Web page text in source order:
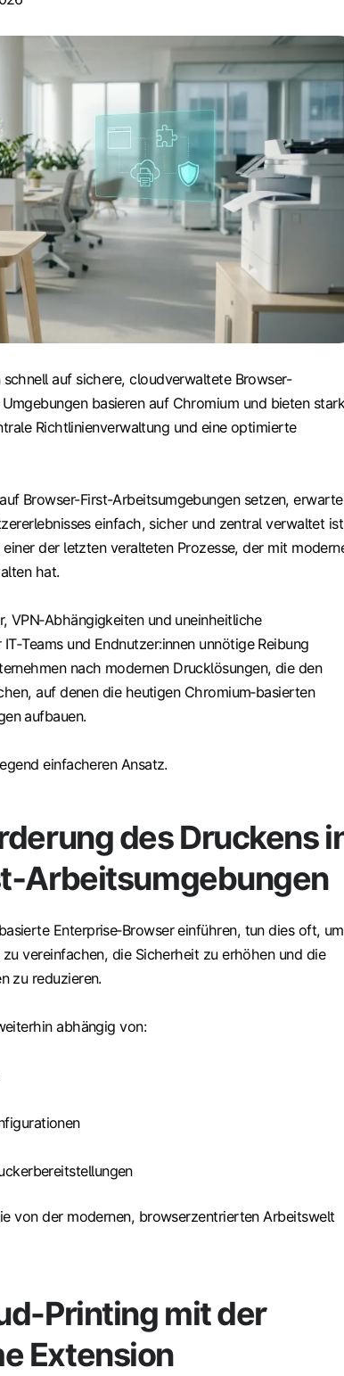
auf sichere, cloudverwaltete Browser-
basieren auf Chromium und bieten
Richtlinienverwaltung und eine optimierte
Browser-First-Arbeitsumgebungen setzen,
einfach, sicher und zentral verwaltet
der letzten veralteten Prozesse, der mit
hat.
VPN‑Abhängigkeiten und uneinheitliche
und Endnutzer:innen unnötige Reibung
nach modernen Drucklösungen, die den
auf denen die heutigen Chromium‑basierten
aufbauen.
einfacheren Ansatz.
des Druckens
Enterprise‑Browser einführen, tun dies oft, um
vereinfachen, die Sicherheit zu erhöhen und die
zu reduzieren.
abhängig von:
von der modernen, browserzentrierten Arbeitswelt
Printing mit der
Extension